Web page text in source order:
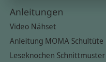
Anleitungen
Video Nähset
Anleitung MOMA Schultüte
Leseknochen Schnittmuster